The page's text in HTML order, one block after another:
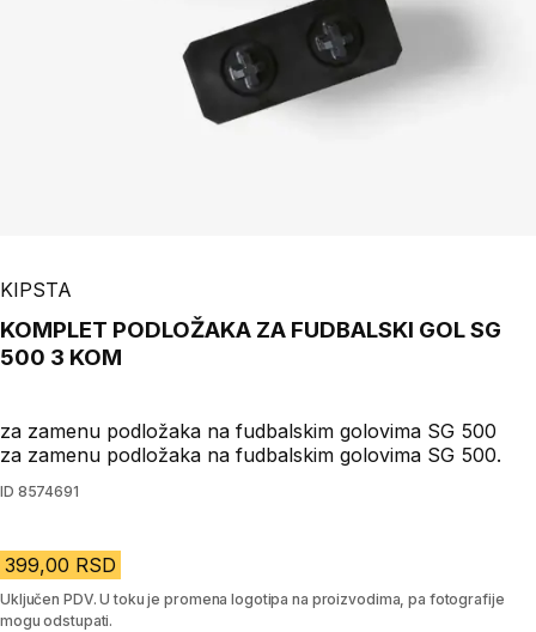
KIPSTA
KOMPLET PODLOŽAKA ZA FUDBALSKI GOL SG
500 3 KOM
za zamenu podložaka na fudbalskim golovima SG 500
za zamenu podložaka na fudbalskim golovima SG 500.
ID 8574691
399,00 RSD
Uključen PDV. U toku je promena logotipa na proizvodima, pa fotografije
mogu odstupati.